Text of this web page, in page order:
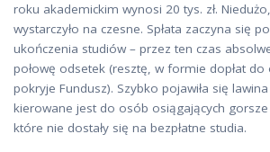
roku akademickim wynosi 20 tys. zł.
wystarczyło na czesne. Spłata zaczyna się
ukończenia studiów – przez ten czas
połowę odsetek (resztę, w formie dopłat
pokryje Fundusz). Szybko pojawiła się
kierowane jest do osób osiągających
które nie dostały się na bezpłatne studia.